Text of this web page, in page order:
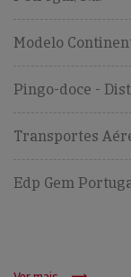
Modelo
Pingo-doce -
Transportes
Edp Gem